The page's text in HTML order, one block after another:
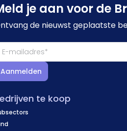
je aan voor de
de nieuwst geplaatste
Aanmelden
te koop